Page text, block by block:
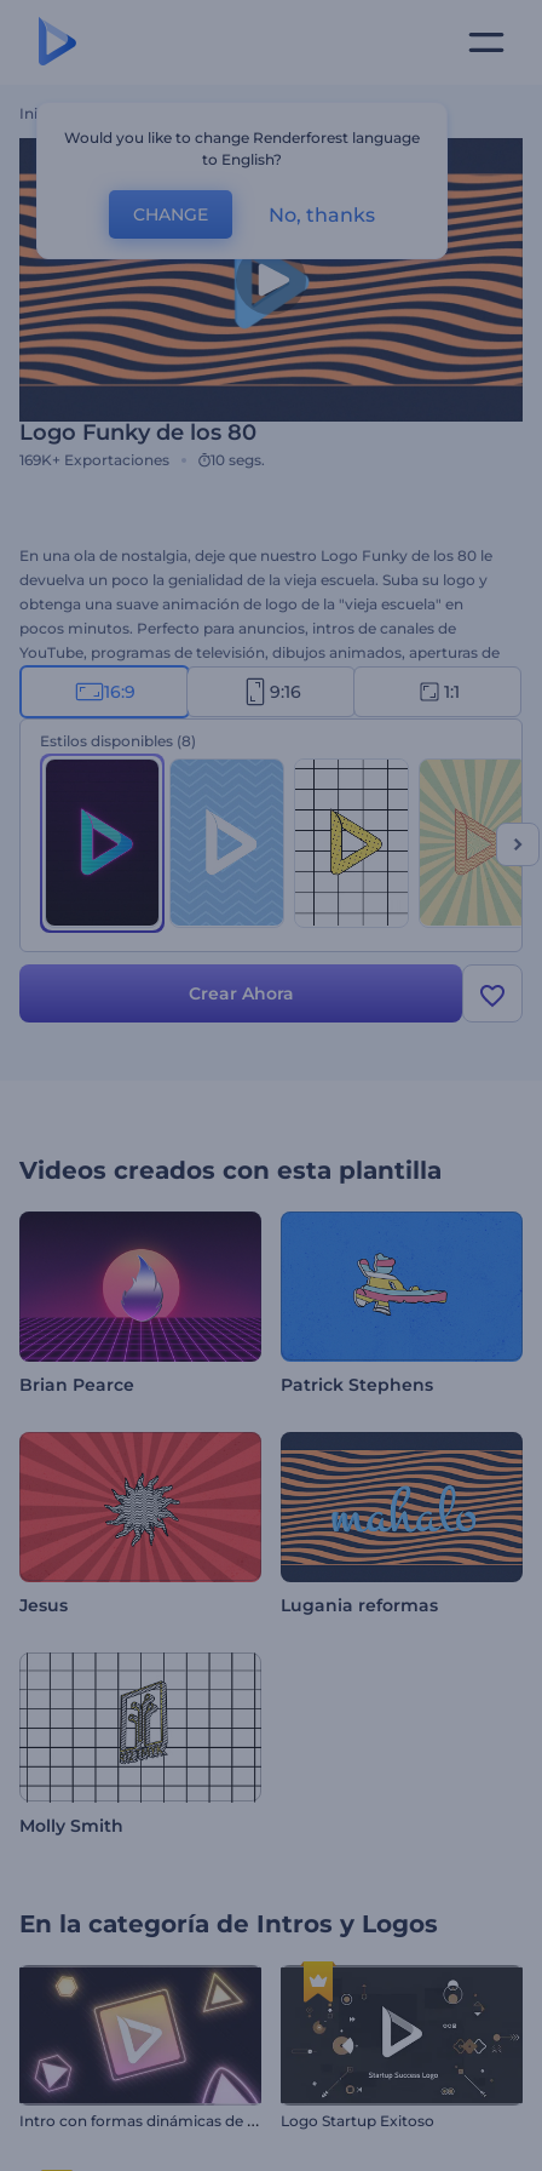
Inicio
Logo Funky de los 80
169K+ Exportaciones 10 segs.
En una ola de nostalgia, deje que nuestro Logo Funky de los 80 le
devuelva un poco la genialidad de la vieja escuela. Suba su logo y
obtenga una suave animación de logo de la "vieja escuela" en
pocos minutos. Perfecto para anuncios, intros de canales de
YouTube, programas de televisión, dibujos animados, aperturas de
películas y mucho más. ¡Adopte este estilo funky y cree la
animación de su logo hoy mismo!
16:9 9:16 1:1
Estilos disponibles (8)
Crear Ahora
Videos creados con esta plantilla
Brian Pearce Patrick Stephens
Jesus Lugania reformas
Molly Smith
En la categoría de Intros y Logos
I
ntro con formas dinámicas de neón Logo Startup Exitoso
Would you like to change Renderforest language
to English?
CHANGE No, thanks